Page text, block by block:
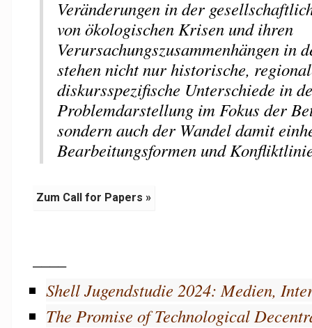
Veränderungen in der
von ökologischen Krisen und ihren
Verursachungszusammenhängen in
stehen nicht nur historische,
diskursspezifische Unterschiede in
Problemdarstellung im Fokus der
sondern auch der Wandel damit
Bearbeitungsformen und
Zum Call for Papers »
Shell Jugendstudie 2024: Medien,
The Promise of Technological